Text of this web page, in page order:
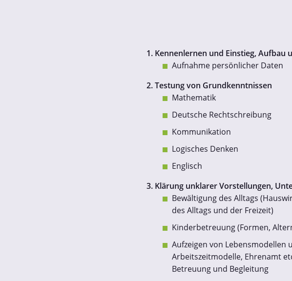
1. Kennenlernen und Einstieg, Aufbau
Aufnahme persönlicher Daten
2. Testung von Grundkenntnissen
Mathematik
Deutsche Rechtschreibung
Kommunikation
Logisches Denken
Englisch
3. Klärung unklarer Vorstellungen,
Bewältigung des Alltags
des Alltags und der Freizeit)
Kinderbetreuung (Formen,
Aufzeigen von
Arbeitszeitmodelle, Ehrenamt
Betreuung und Begleitung